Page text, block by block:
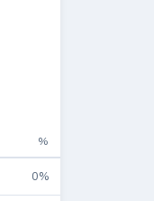
%
0%